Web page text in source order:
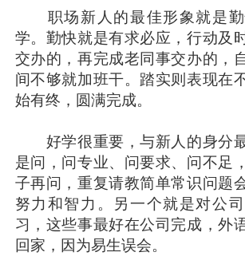
职场新人的最佳形象就是勤
学。勤快就是有求必应，行动及
交办的，再完成老同事交办的，
间不够就加班干。踏实则表现在
始有终，圆满完成。
好学很重要，与新人的身分
是问，问专业、问要求、问不足
子再问，重复请教简单常识问题
努力和智力。另一个就是对公
习，这些事最好在公司完成，外
回家，因为易生误会。